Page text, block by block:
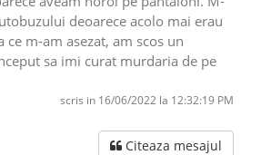
deoarece acolo mai erau
m-am asezat, am scos un
sa imi curat murdaria de pe
scris in 16/06/2022 la 12:32:19 PM
Citeaza mesajul